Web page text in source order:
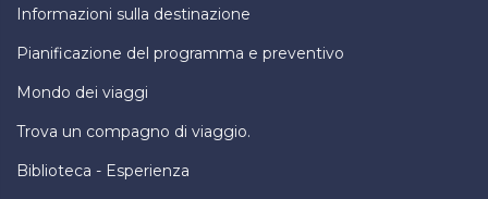
Informazioni sulla destinazione
Pianificazione del programma e preventivo
Mondo dei viaggi
Trova un compagno di viaggio.
Biblioteca - Esperienza